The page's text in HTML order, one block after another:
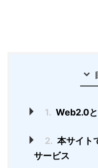
1. Web2.0
2. 本サイト
サービス